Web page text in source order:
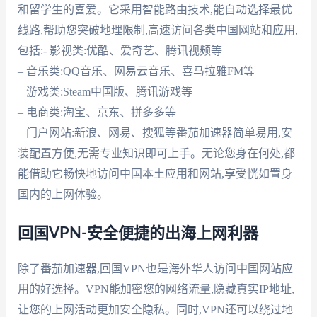
和留学生的喜爱。它采用智能路由技术,能自动选择最优
线路,帮助您突破地理限制,高速访问各类中国网站和应用,
包括:- 影视类:优酷、爱奇艺、腾讯视频等
– 音乐类:QQ音乐、网易云音乐、喜马拉雅FM等
– 游戏类:Steam中国版、腾讯游戏等
– 电商类:淘宝、京东、拼多多等
– 门户网站:新浪、网易、搜狐等番茄加速器简单易用,安
装配置方便,无需专业知识即可上手。无论您身在何处,都
能借助它畅快地访问中国本土应用和网站,享受恍如置身
国内的上网体验。
回国VPN-安全便捷的出海上网利器
除了番茄加速器,回国VPN也是海外华人访问中国网站应
用的好选择。VPN能加密您的网络流量,隐藏真实IP地址,
让您的上网活动更加安全隐私。同时,VPN还可以绕过地